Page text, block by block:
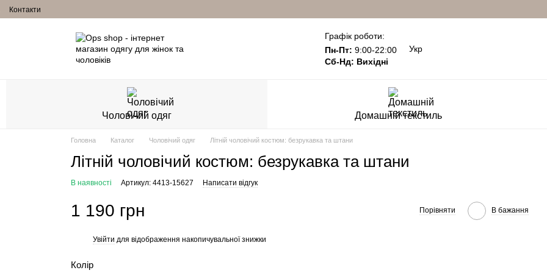
Контакти
Графік роботи:
Пн-Пт: 9:00-22:00
Сб-Нд: Вихідні
Укр
Чоловічий одяг Домашній текстиль
Головна Каталог Чоловічий одяг Літній чоловічий костюм: безрукавка та штани
Літній чоловічий костюм: безрукавка та штани
В наявності Артикул: 4413-15627 Написати відгук
1 190 грн Порівняти В бажання
Увійти для відображення накопичувальної знижки
Колір